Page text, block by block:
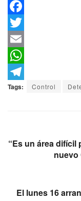
F
a
c
e
b
T
w
t
E
m
a
W
h
T
Tags: Control
“Es un área difícil
nuevo
El lunes 16